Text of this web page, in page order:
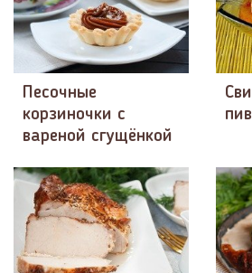
Песочные
корзиночки с
вареной сгущёнкой